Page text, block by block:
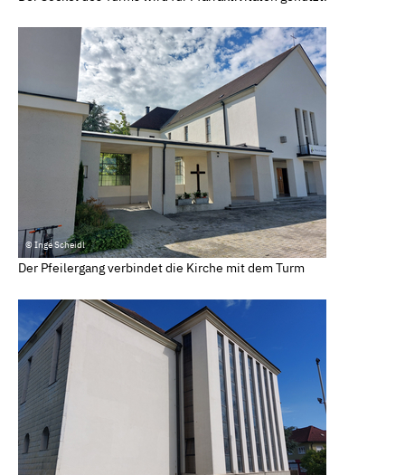
© Inge Scheidl
Der Pfeilergang verbindet die Kirche mit dem Turm